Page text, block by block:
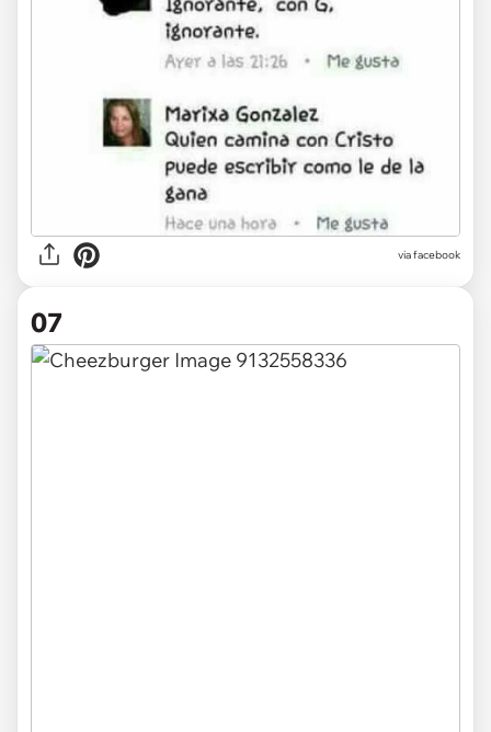
via facebook
07